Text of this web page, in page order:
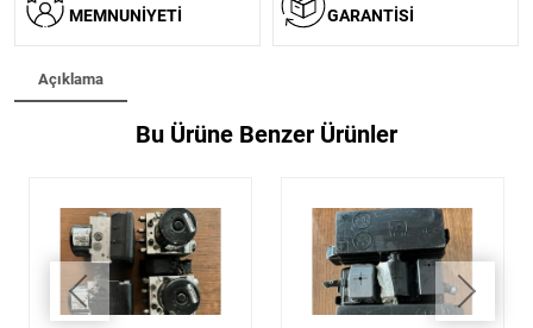
MEMNUNIYETI GARANTISI
Açıklama
Bu Ürüne Benzer Ürünler